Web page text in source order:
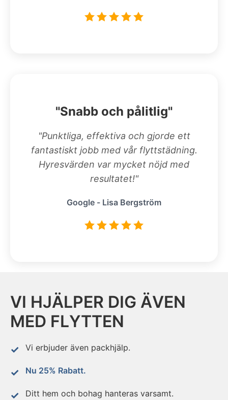
"Snabb och pålitlig"
"Punktliga, effektiva och gjorde ett
fantastiskt jobb med vår flyttstädning.
Hyresvärden var mycket nöjd med
resultatet!"
Google - Lisa Bergström
VI HJÄLPER DIG ÄVEN
MED FLYTTEN
Vi erbjuder även packhjälp.
Nu 25% Rabatt.
Ditt hem och bohag hanteras varsamt.